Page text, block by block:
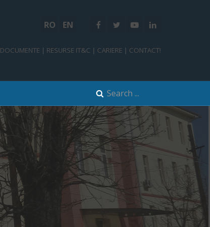
RO EN
DOCUMENTE | RESURSE IT&C | CARIERE | CONTACT!